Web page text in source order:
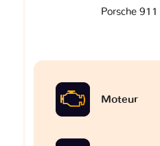
Porsche
Moteur